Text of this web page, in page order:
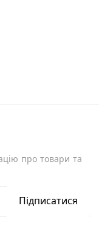
про товари та
Підписатися